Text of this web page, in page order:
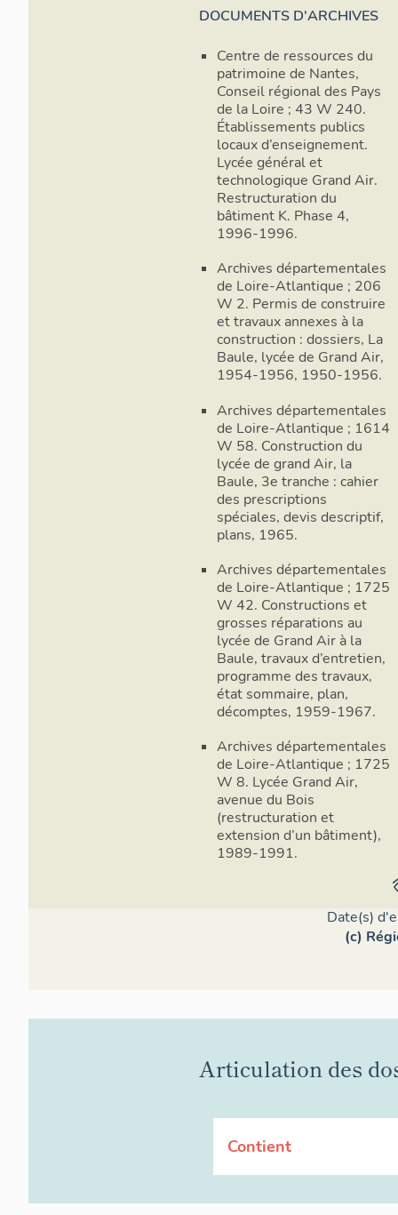
DOCUMENTS D'ARCHIVES
Centre de ressources du
patrimoine de Nantes,
Conseil régional des Pays
de la Loire ; 43 W 240.
Établissements publics
locaux d’enseignement.
Lycée général et
technologique Grand Air.
Restructuration du
bâtiment K. Phase 4,
1996-1996.
Archives départementales
de Loire-Atlantique ; 206
W 2. Permis de construire
et travaux annexes à la
construction : dossiers, La
Baule, lycée de Grand Air,
1954-1956, 1950-1956.
Archives départementales
de Loire-Atlantique ; 1614
W 58. Construction du
lycée de grand Air, la
Baule, 3e tranche : cahier
des prescriptions
spéciales, devis descriptif,
plans, 1965.
Archives départementales
de Loire-Atlantique ; 1725
W 42. Constructions et
grosses réparations au
lycée de Grand Air à la
Baule, travaux d’entretien,
programme des travaux,
état sommaire, plan,
décomptes, 1959-1967.
Archives départementales
de Loire-Atlantique ; 1725
W 8. Lycée Grand Air,
avenue du Bois
(restructuration et
extension d’un bâtiment),
1989-1991.
Date(s)
(c)
Articulation des
Contient